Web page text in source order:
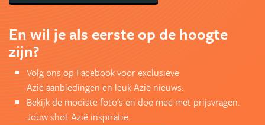
En wil je als eerste op de hoogte
zijn?
Volg ons op Facebook voor exclusieve
Azië aanbiedingen en leuk Azië nieuws.
Bekijk de mooiste foto's en doe mee met prijsvragen.
Jouw shot Azië inspiratie.